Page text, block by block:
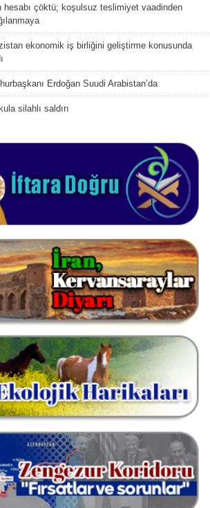
hesabı çöktü; koşulsuz teslimiyet vaadinden
ekonomik iş birliğini geliştirme konusunda
Erdoğan Suudi Arabistan’da
silahlı saldırı